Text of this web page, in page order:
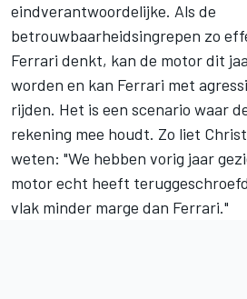
eindverantwoordelijke. Als de
betrouwbaarheidsingrepen zo
Ferrari denkt, kan de motor dit
worden en kan Ferrari met
rijden. Het is een scenario waar
rekening mee houdt. Zo liet
weten: "We hebben vorig jaar
motor echt heeft
vlak minder marge dan Ferrari."